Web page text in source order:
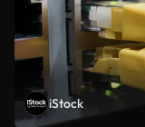
iStock